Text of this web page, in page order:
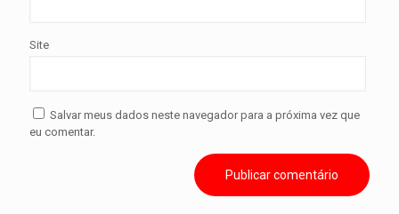
Site
Salvar meus dados neste navegador para a próxima vez que
eu comentar.